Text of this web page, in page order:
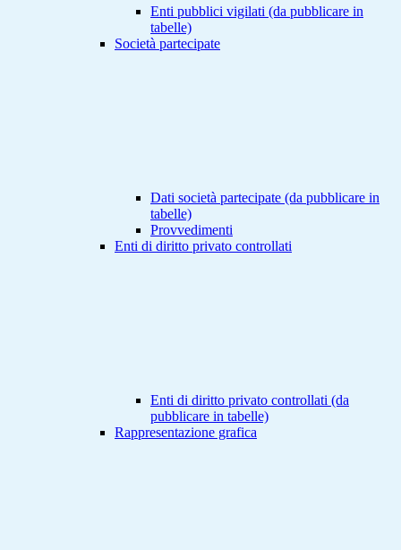
Enti pubblici vigilati (da pubblicare in
tabelle)
Società partecipate
Dati società partecipate (da pubblicare in
tabelle)
Provvedimenti
Enti di diritto privato controllati
Enti di diritto privato controllati (da
pubblicare in tabelle)
Rappresentazione grafica